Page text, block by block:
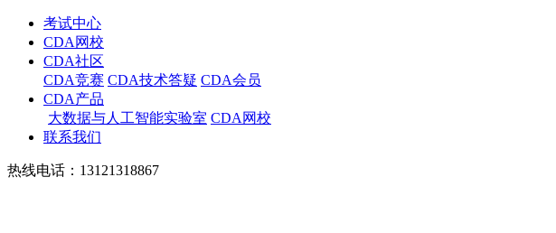
考试中心
CDA网校
CDA社区
CDA竞赛 CDA技术答疑 CDA会员
CDA产品
大数据与人工智能实验室 CDA网校
联系我们
热线电话：13121318867